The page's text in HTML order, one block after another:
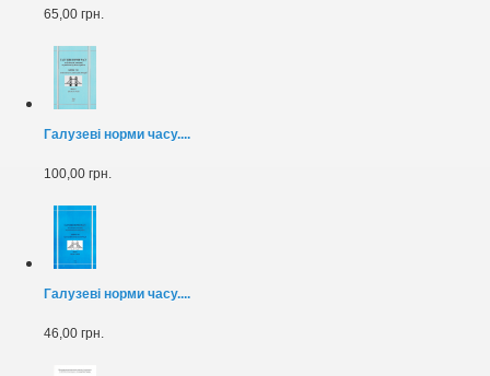
65,00 грн.
Галузеві норми часу....
100,00 грн.
Галузеві норми часу....
46,00 грн.